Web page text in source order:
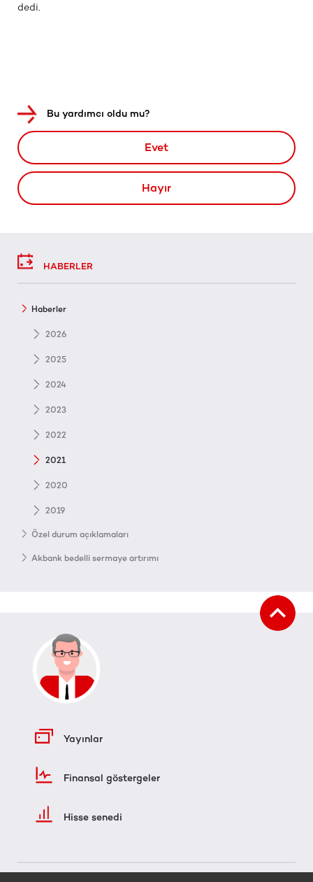
dedi.
Bu yardımcı oldu mu?
Evet
Hayır
HABERLER
Haberler
2026
2025
2024
2023
2022
2021
2020
2019
Özel durum açıklamaları
Akbank bedelli sermaye artırımı
Yayınlar
Finansal göstergeler
Hisse senedi